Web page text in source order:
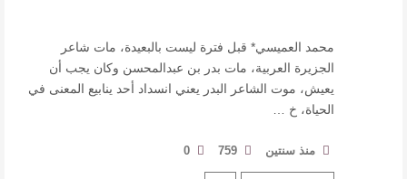
محمد العميسي* قبل فترة ليست بالبعيدة، مات شاعر
الجزيرة العربية، مات بدر بن عبدالمحسن وكان يجب أن
يعيش، موت الشاعر البدر يعني انسداد أحد ينابيع المعنى في
الحياة، خ …
منذ سنتين 759
0